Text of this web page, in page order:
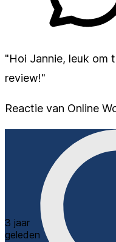
"Hoi Jannie, leuk om
review!"
Reactie van Online
3 jaar
geleden